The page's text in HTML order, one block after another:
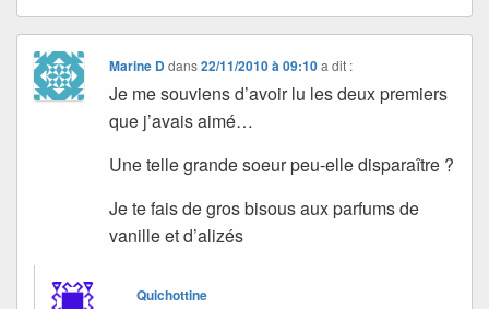
Marine Ddans22/11/2010 à 09:10 a dit :
Je me souviens d’avoir lu les deux premiers
que j’avais aimé…
Une telle grande soeur peu-elle disparaître ?
Je te fais de gros bisous aux parfums de
vanille et d’alizés
Quichottine